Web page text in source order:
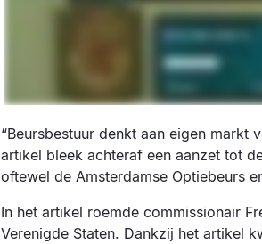
“Beursbestuur denkt aan eigen markt
artikel bleek achteraf een aanzet tot
oftewel de Amsterdamse Optiebeurs
In het artikel roemde commissionair
Verenigde Staten. Dankzij het artikel